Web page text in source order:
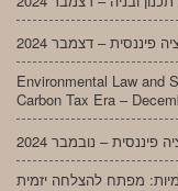
Environmental Law and
Carbon Tax Era –
מפתח להצלחה יזמית